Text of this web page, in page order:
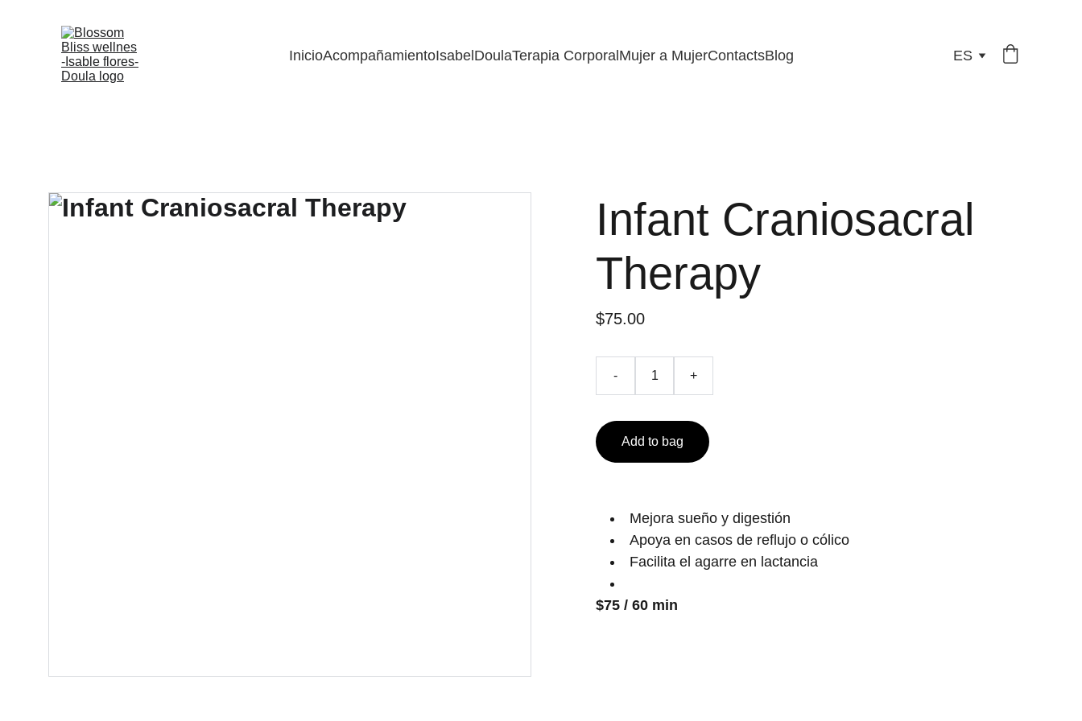
InicioAcompañamientoIsabel DoulaTerapia Corporal Mujer a MujerContactsBlog ES
Infant Craniosacral
Therapy
$75.00
- +
Add to bag
Mejora sueño y digestión
Apoya en casos de reflujo o cólico
Facilita el agarre en lactancia
$75 / 60 min